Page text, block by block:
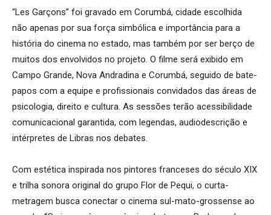
“Les Garçons” foi gravado em Corumbá, cidade escolhida
não apenas por sua força simbólica e importância para a
história do cinema no estado, mas também por ser berço de
muitos dos envolvidos no projeto. O filme será exibido em
Campo Grande, Nova Andradina e Corumbá, seguido de bate-
papos com a equipe e profissionais convidados das áreas de
psicologia, direito e cultura. As sessões terão acessibilidade
comunicacional garantida, com legendas, audiodescrição e
intérpretes de Libras nos debates.
Com estética inspirada nos pintores franceses do século XIX
e trilha sonora original do grupo Flor de Pequi, o curta-
metragem busca conectar o cinema sul-mato-grossense ao